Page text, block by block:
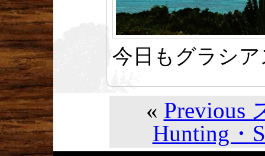
今日もグラシア
« Previous
Hunting・